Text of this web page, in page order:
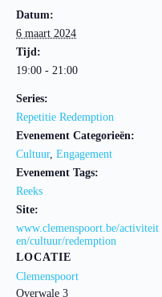
Datum:
6 maart 2024
Tijd:
19:00 - 21:00
Series:
Repetitie Redemption
Evenement Categorieën:
Cultuur, Engagement
Evenement Tags:
Reeks
Site:
www.clemenspoort.be/activiteit
en/cultuur/redemption
LOCATIE
Clemenspoort
Overwale 3